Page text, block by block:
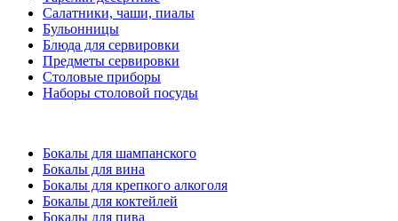
Салатники, чаши, пиалы
Бульонницы
Блюда для сервировки
Предметы сервировки
Столовые приборы
Наборы столовой посуды
Бокалы для шампанского
Бокалы для вина
Бокалы для крепкого алкоголя
Бокалы для коктейлей
Бокалы для пива